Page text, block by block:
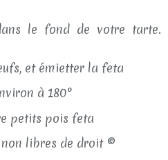
le fond de votre tarte.
et émietter la feta
à 180°
non libres de droit ©